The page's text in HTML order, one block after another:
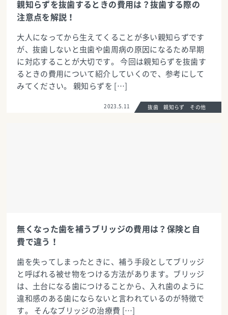
親知らずを抜歯するときの費用は？抜歯する際の
注意点を解説！
大人になってから生えてくることが多い親知らずです
が、抜歯しないと虫歯や歯周病の原因になるため早期
に対応することが大切です。 今回は親知らずを抜歯す
るときの費用について紹介していくので、参考にして
みてください。 親知らずを […]
2023.5.11 抜歯 親知らず その他
無くなった歯を補うブリッジの費用は？保険と自
費で違う！
歯を失ってしまったときに、補う手段としてブリッジ
と呼ばれる被せ物をつける方法があります。ブリッジ
は、土台になる歯につけることから、入れ歯のように
違和感のある歯にならないと言われているのが特徴で
す。 そんなブリッジの治療費 […]